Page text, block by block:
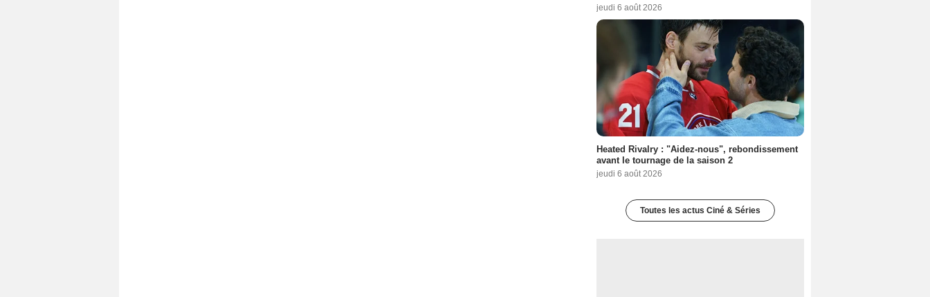
jeudi 6 août 2026
Heated Rivalry : "Aidez-nous", rebondissement
avant le tournage de la saison 2
jeudi 6 août 2026
Toutes les actus Ciné & Séries